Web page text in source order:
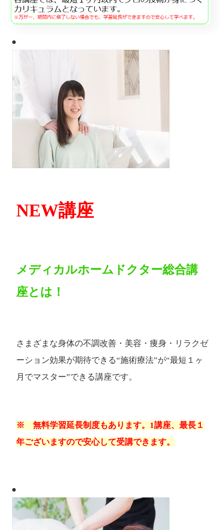
NEW講座
メディカルホームドクター総合講
座とは！
さまざまな身体の不調改善・美容・痩身・リラクゼ
ーション効果が期待できる“施術療法”が“最短１ヶ
月でマスター”できる講座です。
※ 無料学習延長制度もあります。1講座、最長１
年ございますので安心して受講できます。